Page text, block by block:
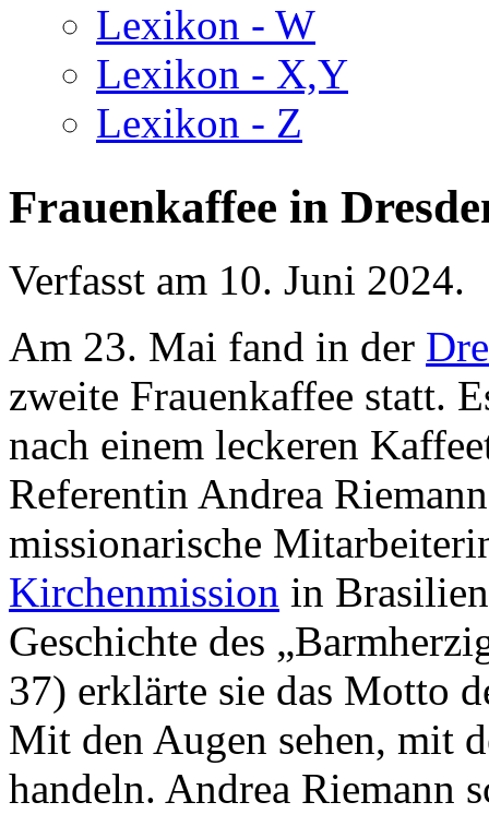
Lexikon - W
Lexikon - X,Y
Lexikon - Z
Frauenkaffee in
Verfasst am 10. Juni 2024.
Am 23. Mai fand in der
zweite Frauenkaffee statt.
nach einem leckeren
Referentin Andrea
missionarische
Kirchenmission in
Geschichte des
37) erklärte sie das Motto
Mit den Augen sehen, mit
handeln. Andrea Riemann